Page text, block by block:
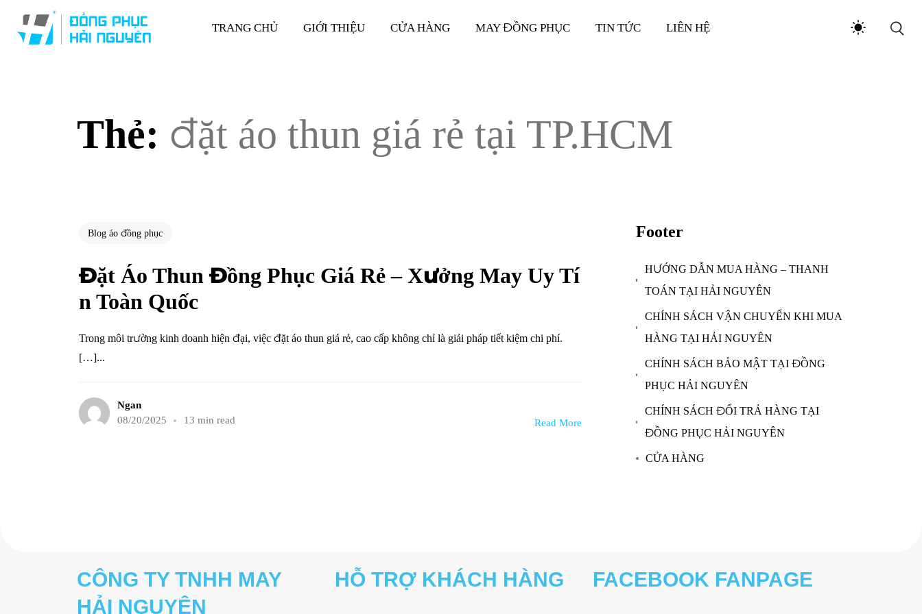
TRANG CHỦ GIỚI THIỆU CỬA HÀNG MAY ĐỒNG PHỤC TIN TỨC LIÊN HỆ
Thẻ: đặt áo thun giá rẻ tại TP.HCM
Blog áo đồng phục
Đặt Áo Thun Đồng Phục Giá Rẻ – Xưởng May Uy Tí
n Toàn Quốc
Trong môi trường kinh doanh hiện đại, việc đặt áo thun giá rẻ, cao cấp không chỉ là giải pháp tiết kiệm chi phí.
[…]...
Ngan
08/20/2025
13 min read Read More
Footer
HƯỚNG DẪN MUA HÀNG – THANH
TOÁN TẠI HẢI NGUYÊN
CHÍNH SÁCH VẬN CHUYỂN KHI MUA
HÀNG TẠI HẢI NGUYÊN
CHÍNH SÁCH BẢO MẬT TẠI ĐỒNG
PHỤC HẢI NGUYÊN
CHÍNH SÁCH ĐỔI TRẢ HÀNG TẠI
ĐỒNG PHỤC HẢI NGUYÊN
CỬA HÀNG
CÔNG TY TNHH MAY
HẢI NGUYÊN
HỖ TRỢ KHÁCH HÀNG FACEBOOK FANPAGE